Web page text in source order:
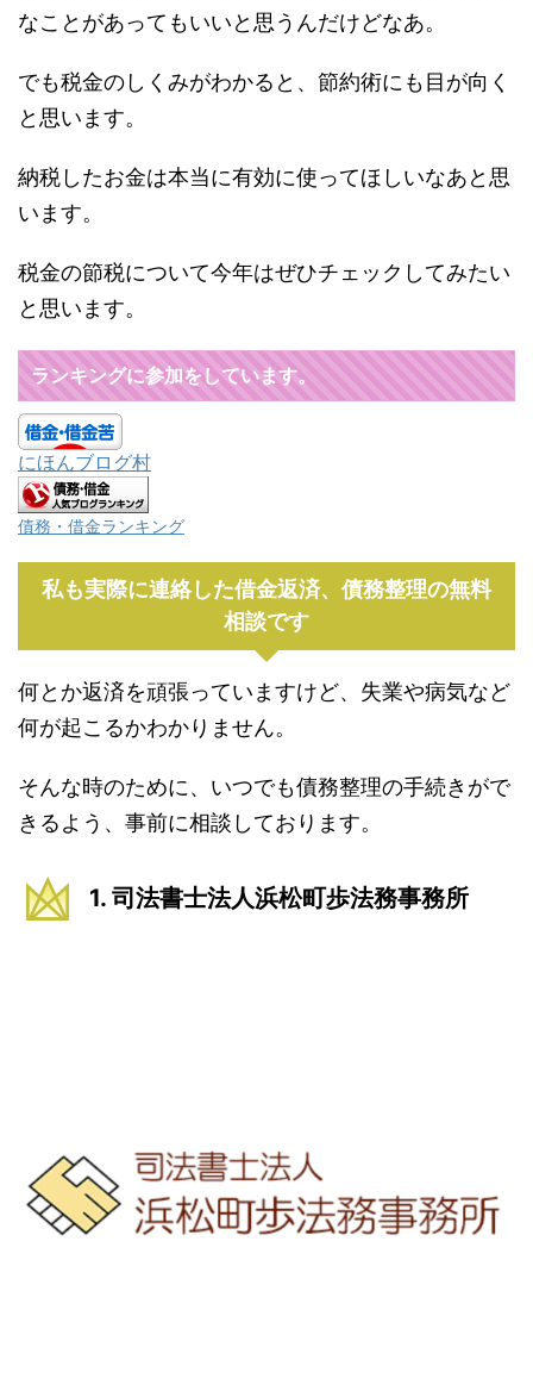
なことがあってもいいと思うんだけどなあ。
でも税金のしくみがわかると、節約術にも目が向く
と思います。
納税したお金は本当に有効に使ってほしいなあと思
います。
税金の節税について今年はぜひチェックしてみたい
と思います。
ランキングに参加をしています。
にほんブログ村
債務・借金ランキング
私も実際に連絡した借金返済、債務整理の無料
相談です
何とか返済を頑張っていますけど、失業や病気など
何が起こるかわかりません。
そんな時のために、いつでも債務整理の手続きがで
きるよう、事前に相談しております。
1. 司法書士法人浜松町歩法務事務所